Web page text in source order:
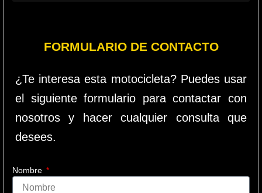
FORMULARIO DE CONTACTO
¿Te interesa esta motocicleta? Puedes usar
el siguiente formulario para contactar con
nosotros y hacer cualquier consulta que
desees.
Nombre